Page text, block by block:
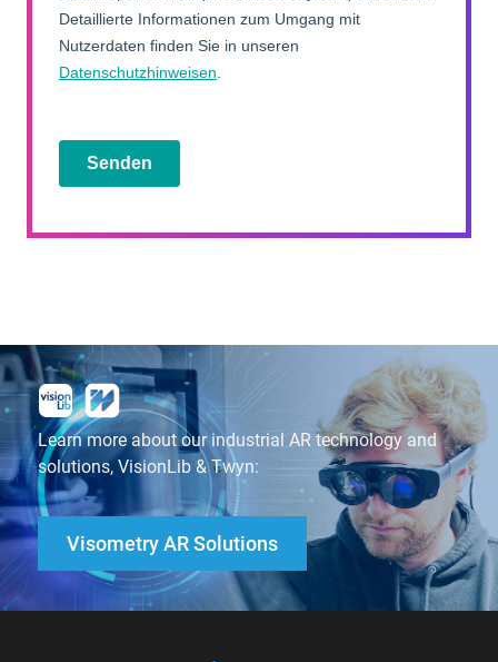
Learn more about our industrial AR technology and
solutions, VisionLib & Twyn:
Visometry AR Solutions